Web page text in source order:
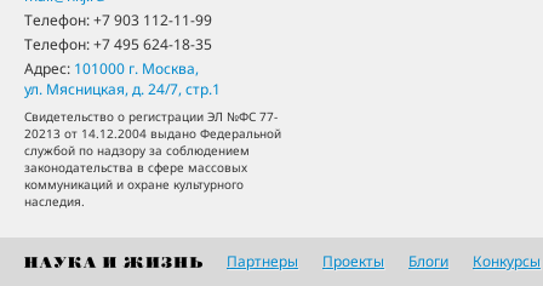
Телефон:+7 903 112-11-99
Телефон:+7 495 624-18-35
Адрес: 101000 г. Москва,
ул. Мясницкая, д. 24/7, стр.1
Свидетельство о регистрации ЭЛ №ФС 77-
20213 от 14.12.2004 выдано Федеральной
службой по надзору за соблюдением
законодательства в сфере массовых
коммуникаций и охране культурного
наследия.
Партнеры Проекты Блоги Конкурсы